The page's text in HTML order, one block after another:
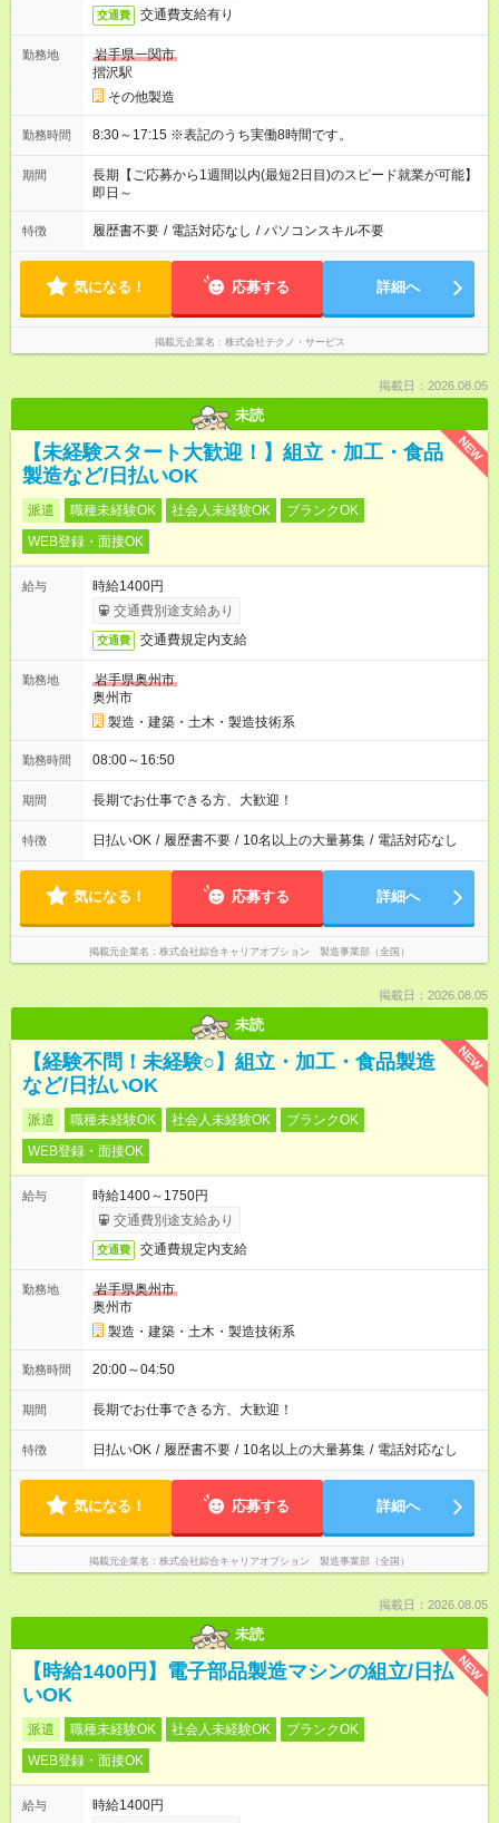
交通費 交通費支給有り
勤務地
岩手県一関市
摺沢駅
その他製造
勤務時間 8:30～17:15 ※表記のうち実働8時間です。
期間
長期【ご応募から1週間以内(最短2日目)のスピード就業が可能】
即日～
特徴 履歴書不要 / 電話対応なし / パソコンスキル不要
気になる！ 応募する 詳細へ
掲載元企業名 株式会社テクノ・サービス
掲載日：2026.08.05
未読
NEW
【未経験スタート大歓迎！】組立・加工・食品
製造など/日払いOK
派遣 職種未経験OK 社会人未経験OK
ブランクOK
WEB登録・面接OK
給与
時給1400円
交通費別途支給あり
交通費 交通費規定内支給
勤務地
岩手県奥州市
奥州市
製造・建築・土木・製造技術系
勤務時間 08:00～16:50
期間 長期でお仕事できる方、大歓迎！
特徴 日払いOK / 履歴書不要 / 10名以上の大量募集 / 電話対応なし
気になる！ 応募する 詳細へ
掲載元企業名 株式会社綜合キャリアオプション 製造事業部（全国）
掲載日：2026.08.05
未読
NEW
【経験不問！未経験○】組立・加工・食品製造
など/日払いOK
派遣 職種未経験OK 社会人未経験OK
ブランクOK
WEB登録・面接OK
給与
時給1400～1750円
交通費別途支給あり
交通費 交通費規定内支給
勤務地
岩手県奥州市
奥州市
製造・建築・土木・製造技術系
勤務時間 20:00～04:50
期間 長期でお仕事できる方、大歓迎！
特徴 日払いOK / 履歴書不要 / 10名以上の大量募集 / 電話対応なし
気になる！ 応募する 詳細へ
掲載元企業名 株式会社綜合キャリアオプション 製造事業部（全国）
掲載日：2026.08.05
未読
NEW
【時給1400円】電子部品製造マシンの組立/日払
いOK
派遣 職種未経験OK 社会人未経験OK
ブランクOK
WEB登録・面接OK
給与
時給1400円